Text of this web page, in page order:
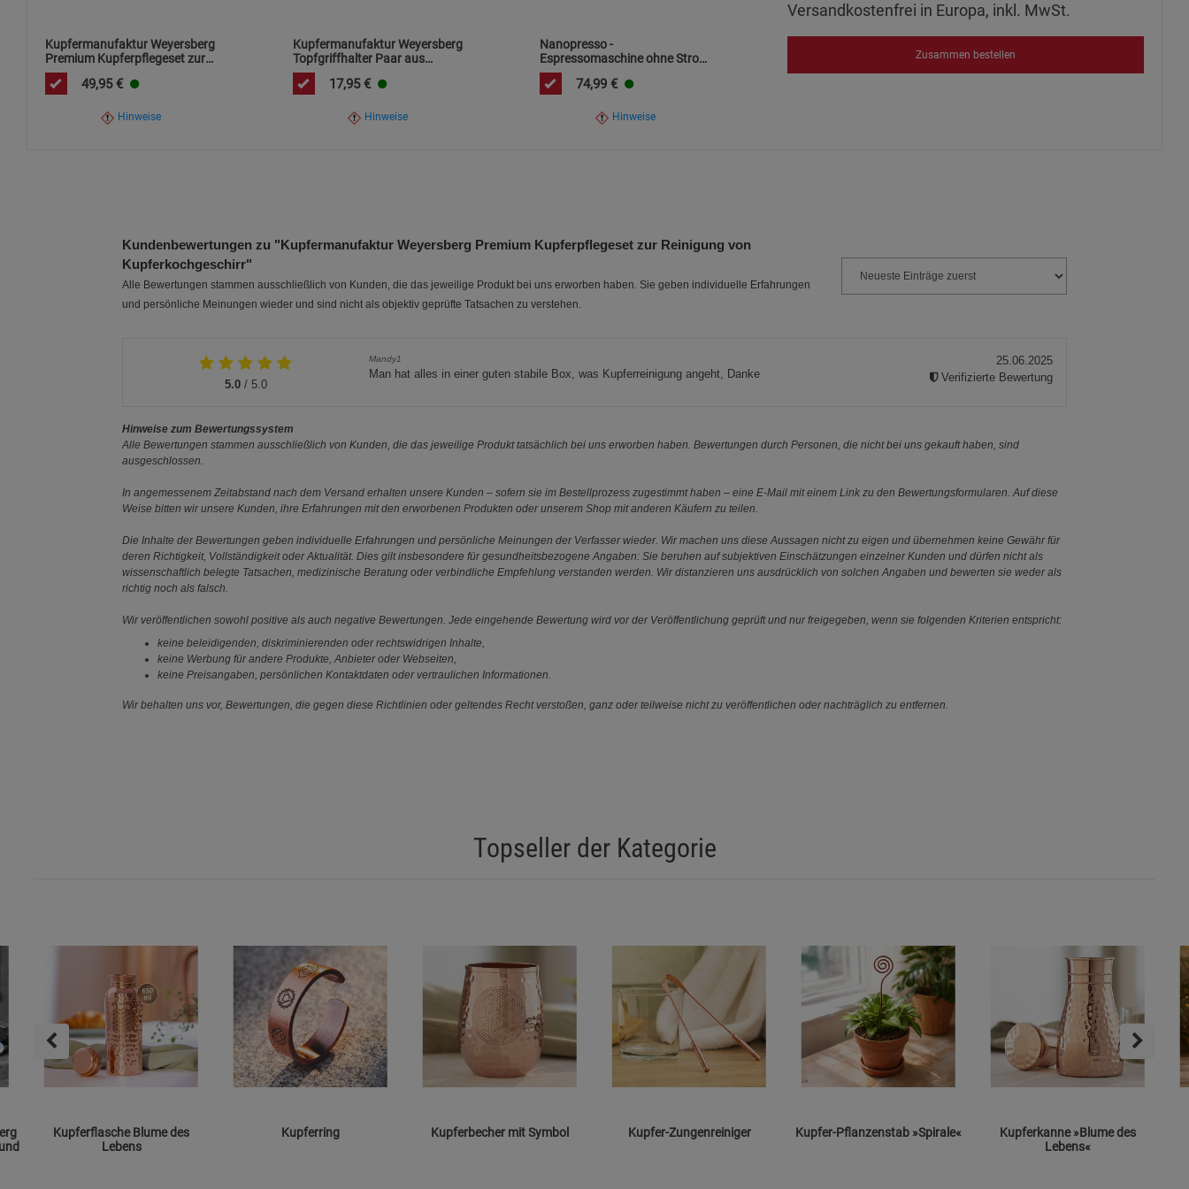
Kupfermanufaktur Weyersberg
Premium Kupferpflegeset zur
Reinigung von
Kupferkochgeschirr
49,95 €
Hinweise
Kupfermanufaktur Weyersberg
Topfgriffhalter Paar aus
Neopren
17,95 €
Hinweise
Nanopresso -
Espressomaschine ohne Strom
oder Batterien
74,99 €
Hinweise
Versandkostenfrei in Europa, inkl. MwSt.
Zusammen bestellen
Kundenbewertungen zu "Kupfermanufaktur Weyersberg Premium Kupferpflegeset zur Reinigung von
Kupferkochgeschirr"
Alle Bewertungen stammen ausschließlich von Kunden, die das jeweilige Produkt bei uns erworben haben. Sie geben individuelle Erfahrungen
und persönliche Meinungen wieder und sind nicht als objektiv geprüfte Tatsachen zu verstehen.
5.0/ 5.0
Mandy1
Man hat alles in einer guten stabile Box, was Kupferreinigung angeht, Danke
25.06.2025
Verifizierte Bewertung
Hinweise zum Bewertungssystem
Alle Bewertungen stammen ausschließlich von Kunden, die das jeweilige Produkt tatsächlich bei uns erworben haben. Bewertungen durch Personen, die nicht bei uns gekauft haben, sind
ausgeschlossen.
In angemessenem Zeitabstand nach dem Versand erhalten unsere Kunden – sofern sie im Bestellprozess zugestimmt haben – eine E-Mail mit einem Link zu den Bewertungsformularen. Auf diese
Weise bitten wir unsere Kunden, ihre Erfahrungen mit den erworbenen Produkten oder unserem Shop mit anderen Käufern zu teilen.
Die Inhalte der Bewertungen geben individuelle Erfahrungen und persönliche Meinungen der Verfasser wieder. Wir machen uns diese Aussagen nicht zu eigen und übernehmen keine Gewähr für
deren Richtigkeit, Vollständigkeit oder Aktualität. Dies gilt insbesondere für gesundheitsbezogene Angaben: Sie beruhen auf subjektiven Einschätzungen einzelner Kunden und dürfen nicht als
wissenschaftlich belegte Tatsachen, medizinische Beratung oder verbindliche Empfehlung verstanden werden. Wir distanzieren uns ausdrücklich von solchen Angaben und bewerten sie weder als
richtig noch als falsch.
Wir veröffentlichen sowohl positive als auch negative Bewertungen. Jede eingehende Bewertung wird vor der Veröffentlichung geprüft und nur freigegeben, wenn sie folgenden Kriterien entspricht:
keine beleidigenden, diskriminierenden oder rechtswidrigen Inhalte,
keine Werbung für andere Produkte, Anbieter oder Webseiten,
keine Preisangaben, persönlichen Kontaktdaten oder vertraulichen Informationen.
Wir behalten uns vor, Bewertungen, die gegen diese Richtlinien oder geltendes Recht verstoßen, ganz oder teilweise nicht zu veröffentlichen oder nachträglich zu entfernen.
Topseller der Kategorie
Kupferflasche Blume des
Lebens
Kupferring Kupferbecher mit Symbol Kupfer-Zungenreiniger Kupfer-Pflanzenstab »Spirale«
Kupferkanne »Blume des
Lebens«
Statistik Cookies
Beschreibung Statistik Cookies
Cookie-Informationen
Marketing Cookies (3)